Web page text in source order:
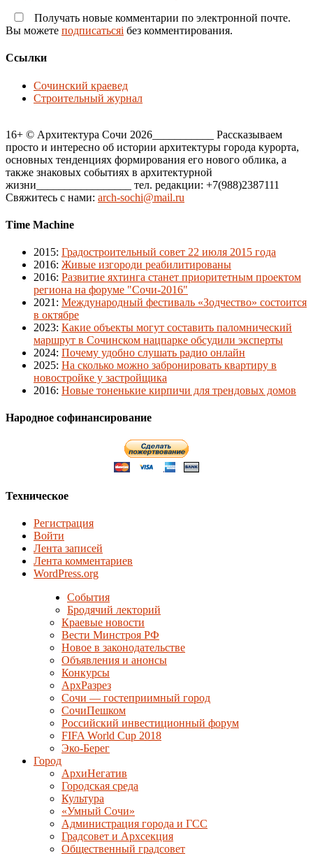
Получать новые комментарии по электронной почте.
Вы можете подписатьсяi без комментирования.
Ссылки
Сочинский краевед
Строительный журнал
16+ © Архитектура Сочи 2026___________ Рассказываем
просто и интересно об истории архитектуры города курорта,
основных тенденциях формирования его нового облика, а
также знаковых событиях в архитектурной
жизни_________________ тел. редакции: +7(988)2387111
Свяжитесь с нами: arch-sochi@mail.ru
Time Machine
2015: Градостроительный совет 22 июля 2015 года
2016: Живые изгороди реабилитированы
2016: Развитие яхтинга станет приоритетным проектом
региона на форуме "Сочи-2016"
2021 : Международный фестиваль «Зодчество» состоится
в октябре
2023: Какие объекты могут составить паломнический
маршрут в Сочинском нацпарке обсудили эксперты
2024: Почему удобно слушать радио онлайн
2025: На сколько можно забронировать квартиру в
новостройке у застройщика
2016: Новые тоненькие кирпичи для трендовых домов
Народное софинансирование
Техническое
Регистрация
Войти
Лента записей
Лента комментариев
WordPress.org
События
Бродячий лекторий
Краевые новости
Вести Минстроя РФ
Новое в законодательстве
Объявления и анонсы
Конкурсы
АрхРазрез
Сочи — гостеприимный город
СочиПешком
Российский инвестиционный форум
FIFA World Cup 2018
Эко-Берег
Город
АрхиНегатив
Городская среда
Культура
«Умный Сочи»
Администрация города и ГСС
Градсовет и Архсекция
Общественный градсовет